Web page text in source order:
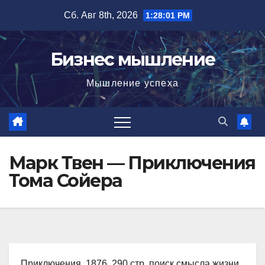
содержимому
Сб. Авг 8th, 2026 1:28:02 PM
Бизнес мышление
Мышление успеха
Марк Твен — Приключения
Тома Сойера